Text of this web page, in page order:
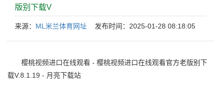
版别下载V
来源： ML米兰体育网址 发布时间：2025-01-28 08:18:05
樱桃视频进口在线观看 - 樱桃视频进口在线观看官方老版别下
载V.8.1.19 - 月亮下载站